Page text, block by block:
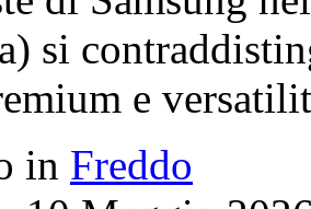
si
e
in Freddo